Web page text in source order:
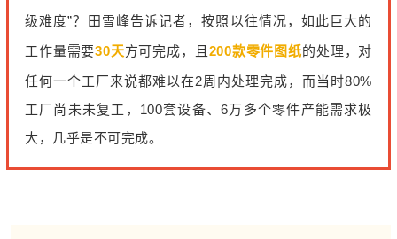
级难度”？田雪峰告诉记者，按照以往情况，如此巨大的
工作量需要30天方可完成，且 200款零件图纸的处理，对
任何一个工厂来说都难以在2周内处理完成，而当时80%
工厂尚未未复工，100套设备、6万多个零件产能需求极
大，几乎是不可完成。